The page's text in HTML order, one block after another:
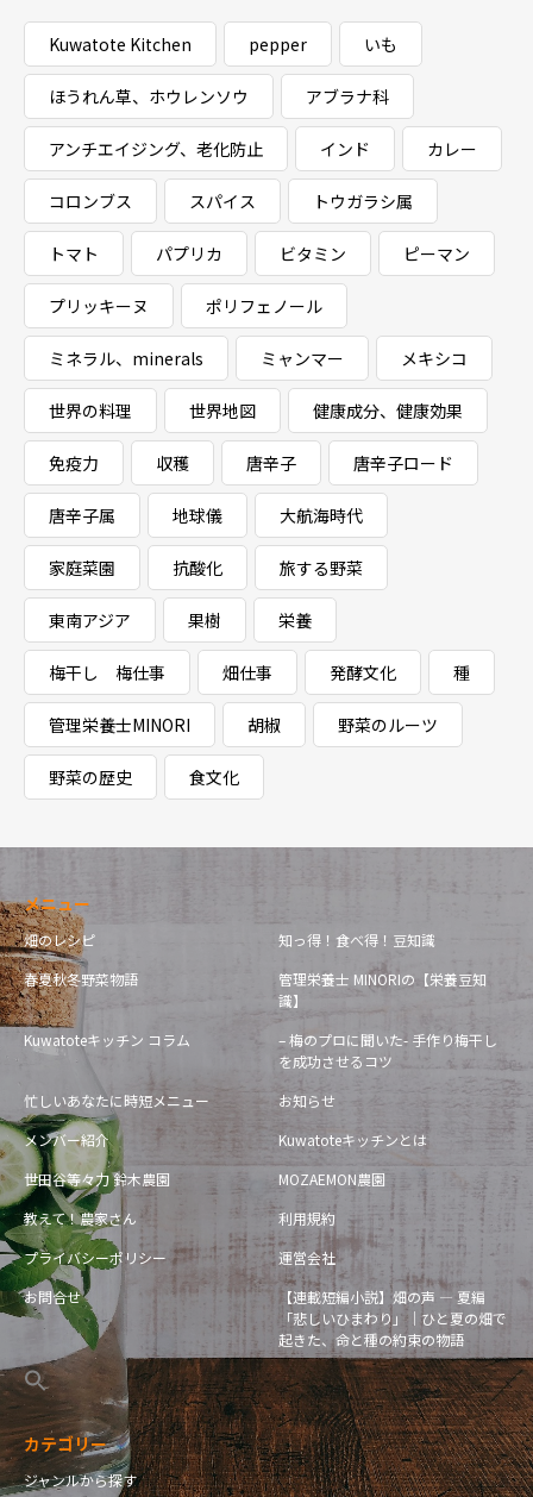
Kuwatote Kitchen pepper いも
ほうれん草、ホウレンソウ アブラナ科
アンチエイジング、老化防止 インド カレー
コロンブス スパイス トウガラシ属
トマト パプリカ ビタミン ピーマン
プリッキーヌ ポリフェノール
ミネラル、minerals ミャンマー メキシコ
世界の料理 世界地図 健康成分、健康効果
免疫力 収穫 唐辛子 唐辛子ロード
唐辛子属 地球儀 大航海時代
家庭菜園 抗酸化 旅する野菜
東南アジア 果樹 栄養
梅干し 梅仕事 畑仕事 発酵文化 種
管理栄養士MINORI 胡椒 野菜のルーツ
野菜の歴史 食文化
メニュー
畑のレシピ
知っ得！食べ得！豆知識
春夏秋冬野菜物語
管理栄養士 MINORIの【栄養豆知
識】
Kuwatoteキッチン コラム
– 梅のプロに聞いた- 手作り梅干し
を成功させるコツ
忙しいあなたに時短メニュー
お知らせ
メンバー紹介
Kuwatoteキッチンとは
世田谷等々力 鈴木農園
MOZAEMON農園
教えて！農家さん
利用規約
プライバシーポリシー
運営会社
お問合せ
【連載短編小説】畑の声 — 夏編
「悲しいひまわり」｜ひと夏の畑で
起きた、命と種の約束の物語
カテゴリー
ジャンルから探す